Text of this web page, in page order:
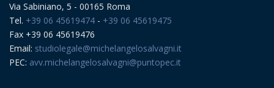
Via Sabiniano, 5 - 00165 Roma
Tel. +39 06 45619474 - +39 06 45619475
Fax +39 06 45619476
Email: studiolegale@michelangelosalvagni.it
PEC: avv.michelangelosalvagni@puntopec.it